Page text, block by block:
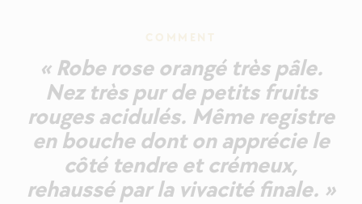
COMMENT
« Robe rose orangé très pâle.
Nez très pur de petits fruits
rouges acidulés. Même registre
en bouche dont on apprécie le
côté tendre et crémeux,
rehaussé par la vivacité finale. »